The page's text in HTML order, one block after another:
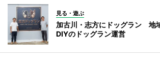
見る・遊ぶ
加古川・志方にドッグラン 地
DIYのドッグラン運営